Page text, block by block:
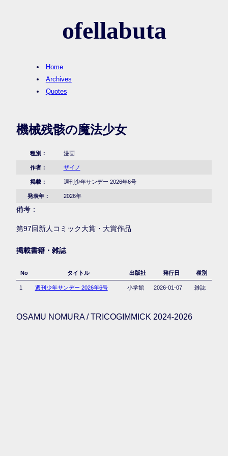
ofellabuta
Home
Archives
Quotes
機械残骸の魔法少女
種別： 漫画
作者： ザイノ
掲載： 週刊少年サンデー 2026年6号
発表年： 2026年
備考：
第97回新人コミック大賞・大賞作品
掲載書籍・雑誌
No タイトル 出版社 発行日 種別
1 週刊少年サンデー 2026年6号 小学館 2026-01-07 雑誌
OSAMU NOMURA / TRICOGIMMICK 2024-2026